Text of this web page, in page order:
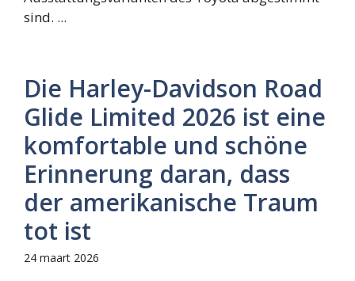
sind. ...
Die Harley-Davidson Road
Glide Limited 2026 ist eine
komfortable und schöne
Erinnerung daran, dass
der amerikanische Traum
tot ist
24 maart 2026